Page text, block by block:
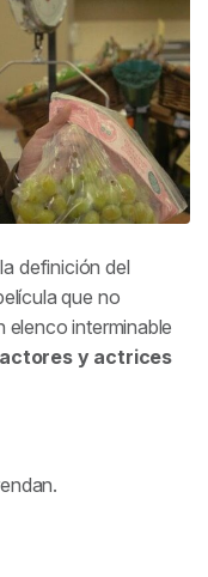
definición del
que no
elenco interminable
actores y actrices